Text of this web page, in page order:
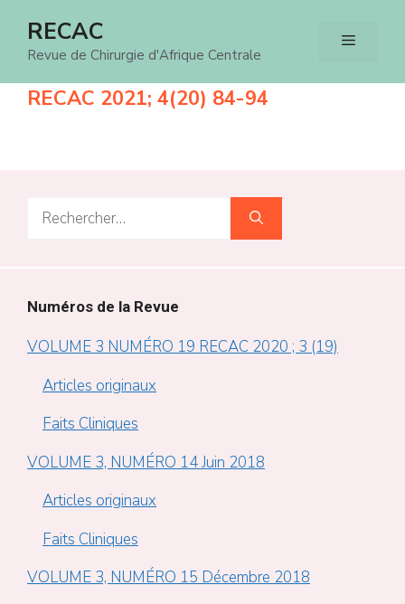
RECAC
Revue de Chirurgie d'Afrique Centrale
Menu
RECAC 2021; 4(20) 84-94
Rechercher :
Numéros de la Revue
VOLUME 3 NUMÉRO 19 RECAC 2020 ; 3 (19)
Articles originaux
Faits Cliniques
VOLUME 3, NUMÉRO 14 Juin 2018
Articles originaux
Faits Cliniques
VOLUME 3, NUMÉRO 15 Décembre 2018